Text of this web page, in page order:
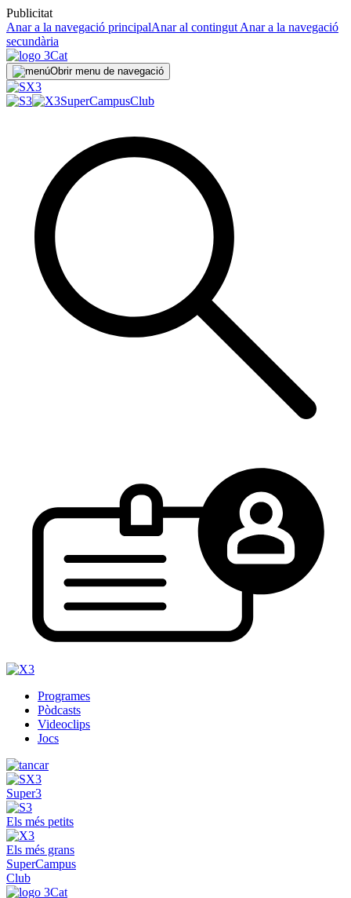
Publicitat
Anar a la navegació principalAnar al contingut Anar a la navegació
secundària
Obrir menu de navegació
SuperCampusClub
Programes
Pòdcasts
Videoclips
Jocs
Super3
Els més petits
Els més grans
SuperCampus
Club